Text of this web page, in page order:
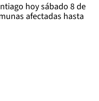
hoy sábado 8 de
afectadas hasta